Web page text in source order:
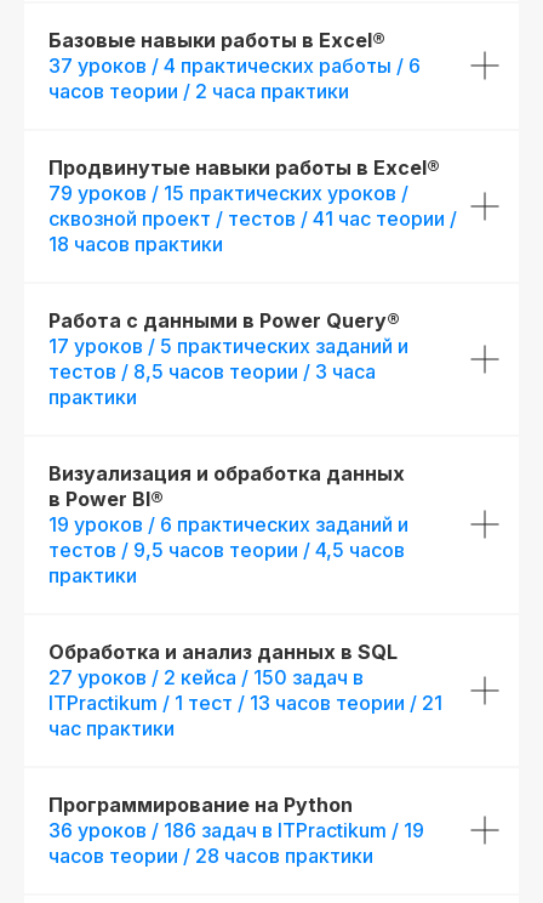
Базовые навыки работы в Excel®
37 уроков / 4 практических работы / 6
часов теории / 2 часа практики
Продвинутые навыки работы в Excel®
79 уроков / 15 практических уроков /
сквозной проект / тестов / 41 час теории /
18 часов практики
Работа с данными в Power Query®
17 уроков / 5 практических заданий и
тестов / 8,5 часов теории / 3 часа
практики
Визуализация и обработка данных
в Power BI®
19 уроков / 6 практических заданий и
тестов / 9,5 часов теории / 4,5 часов
практики
Обработка и анализ данных в SQL
27 уроков / 2 кейса / 150 задач в
ITPractikum / 1 тест / 13 часов теории / 21
час практики
Программирование на Python
36 уроков / 186 задач в ITPractikum / 19
часов теории / 28 часов практики
Начните обучение уже
сегодня
Получите полную программу курса
в PDF или бесплатный доступ ко всем
материалам курса на 48 часов, чтобы
оценить качество программы,